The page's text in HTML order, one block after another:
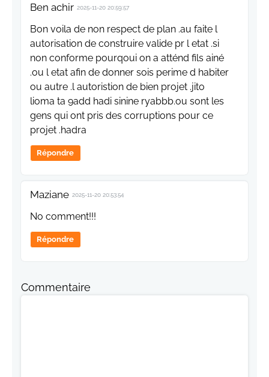
Ben achir 2025-11-20 20:59:57
Bon voila de non respect de plan .au faite l
autorisation de construire valide pr l etat .si
non conforme pourqoui on a atténd fils ainé
.ou l etat afin de donner sois perime d habiter
ou autre .l autoristion de bien projet .jito
lioma ta 9add hadi sinine ryabbb.ou sont les
gens qui ont pris des corruptions pour ce
projet .hadra
Répondre
Maziane 2025-11-20 20:53:54
No comment!!!
Répondre
Commentaire